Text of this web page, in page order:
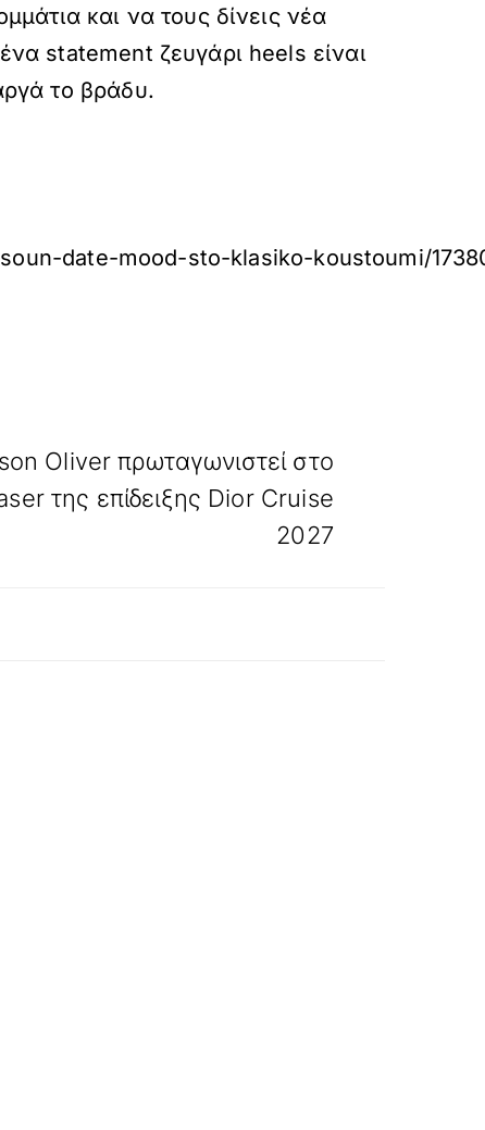
και να τους δίνεις νέα
statement ζευγάρι heels είναι
το βράδυ.
date-mood-sto-klasiko-koustoumi/
Oliver πρωταγωνιστεί στο
της επίδειξης Dior Cruise
2027